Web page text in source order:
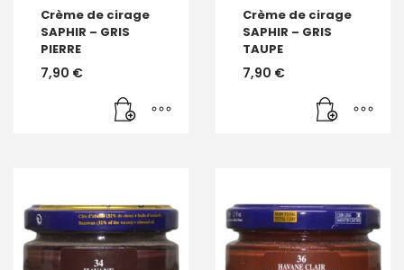
Crème de cirage
SAPHIR – GRIS
PIERRE
7,90 €
Crème de cirage
SAPHIR – GRIS
TAUPE
7,90 €